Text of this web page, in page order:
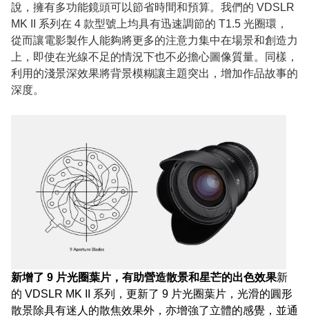
說，擁有多功能鏡頭可以節省時間和預算。我們的 VDSLR
MK II 系列在 4 款型號上均具有迅速調節的 T1.5 光圈環，
從而讓電影製作人能夠將更多的注意力集中在場景和創造力
上，即使在光線不足的情況下也不必擔心圖像質量。同樣，
利用的淺景深效果將背景模糊讓主題突出，增加作品故事的
深度。
新增了 9 片光圈葉片，有助營造散景和星芒的出色效果新
的 VDSLR MK II 系列，更新了 9 片光圈葉片，光滑的圓形
散景除具有迷人的散焦效果外，亦增強了立體的感覺，並通